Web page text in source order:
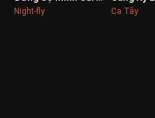
Night-fly Ca Tây